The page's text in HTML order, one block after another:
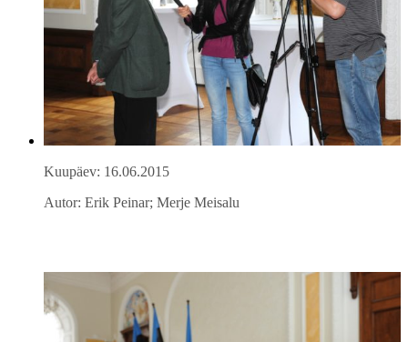
Kuupäev: 16.06.2015
Autor: Erik Peinar; Merje Meisalu